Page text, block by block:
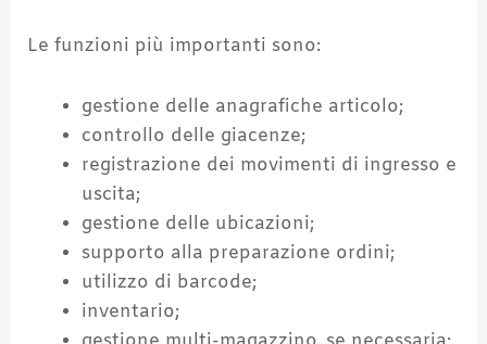
Le funzioni più importanti sono:
gestione delle anagrafiche articolo;
controllo delle giacenze;
registrazione dei movimenti di ingresso e
uscita;
gestione delle ubicazioni;
supporto alla preparazione ordini;
utilizzo di barcode;
inventario;